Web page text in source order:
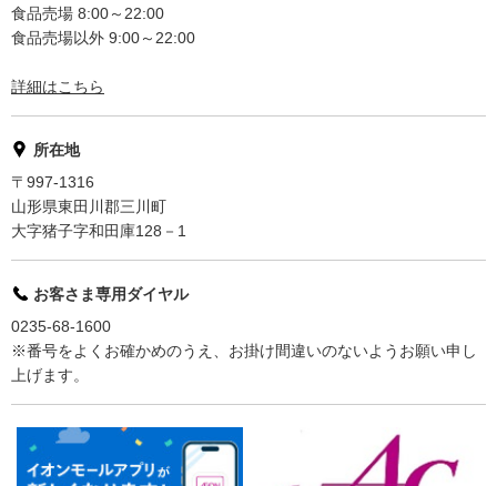
食品売場 8:00～22:00
食品売場以外 9:00～22:00
詳細はこちら
所在地
〒997-1316
山形県東田川郡三川町
大字猪子字和田庫128－1
お客さま専用ダイヤル
0235-68-1600
※番号をよくお確かめのうえ、お掛け間違いのないようお願い申し
上げます。